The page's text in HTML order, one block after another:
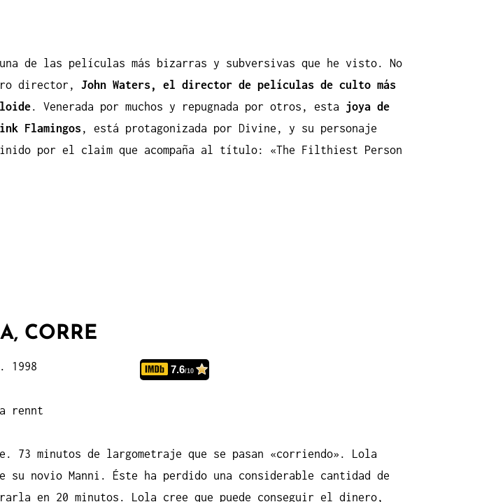
de las películas más bizarras y subversivas que he visto. No
director,John Waters, el director de películas de culto más
. Venerada por muchos y repugnada por otros, esta joya de
Flamingos , está protagonizada por Divine, y su personaje
por el claim que acompaña al título: «The Filthiest Person
CORRE
1998
rennt
7.6/10
73 minutos de largometraje que se pasan «corriendo». Lola
su novio Manni. Éste ha perdido una considerable cantidad de
en 20 minutos. Lola cree que puede conseguir el dinero,